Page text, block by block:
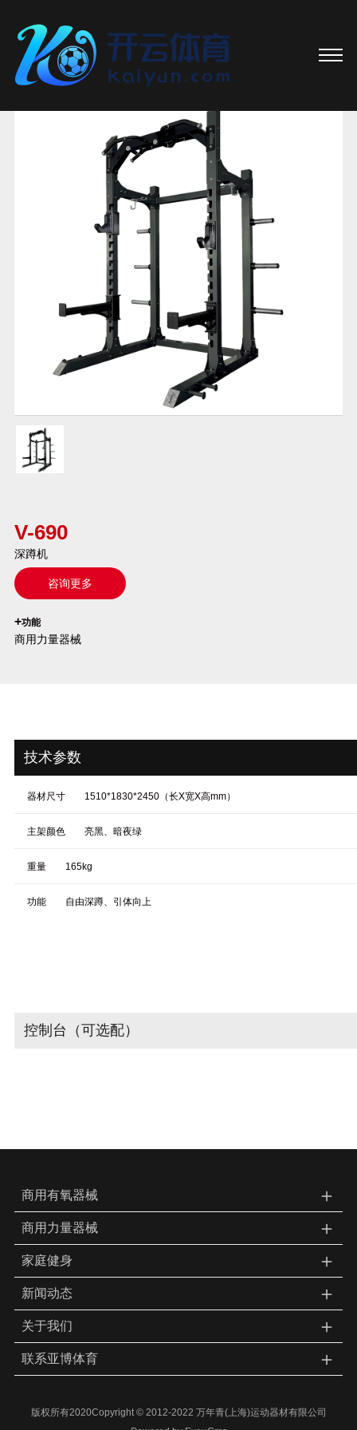
V-690
深蹲机
咨询更多
`
+功能
商用力量器械
技术参数
器材尺寸 1510*1830*2450（长X宽X高mm）
主架颜色 亮黑、暗夜绿
重量 165kg
功能 自由深蹲、引体向上
控制台（可选配）
商用有氧器械 ＋
商用力量器械 ＋
家庭健身 ＋
新闻动态 ＋
关于我们 ＋
联系亚博体育 ＋
版权所有2020Copyright © 2012-2022 万年青(上海)运动器材有限公司